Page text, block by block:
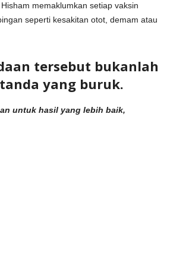
memaklumkan setiap vaksin
seperti kesakitan otot, demam atau
tersebut bukanlah
yang buruk.
untuk hasil yang lebih baik,